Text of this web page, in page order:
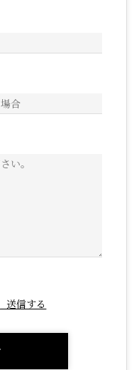
送信する